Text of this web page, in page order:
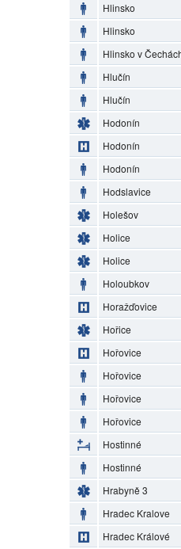
Hlinsko
Hlinsko
Hlinsko v
Hlučín
Hlučín
Hodonín
Hodonín
Hodonín
Hodslavice
Holešov
Holice
Holice
Holoubkov
Horažďovice
Hořice
Hořovice
Hořovice
Hořovice
Hořovice
Hostinné
Hostinné
Hrabyně 3
Hradec Kralove
Hradec Králové